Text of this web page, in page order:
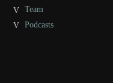
Team
Podcasts